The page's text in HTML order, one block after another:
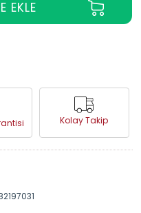
Kolay Takip